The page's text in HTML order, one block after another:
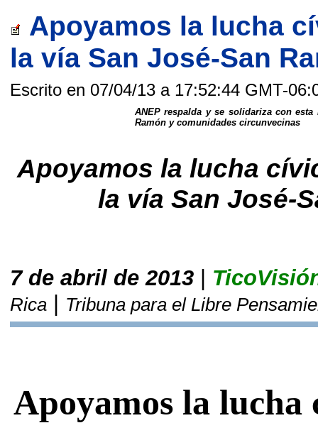
Apoyamos la lucha
la vía San José-San
Escrito en 07/04/13 a 17:52:44 GMT-
ANEP respalda y se solidariza con
Ramón y comunidades circunvecinas
Apoyamos la lucha
la vía San José-
7 de abril de 2013
Rica Tribuna para el Libre
Apoyamos la lucha